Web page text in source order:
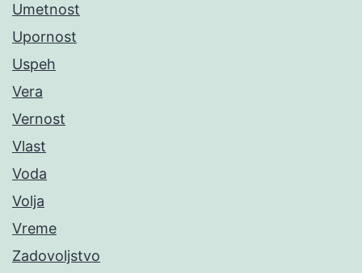
Umetnost
Upornost
Uspeh
Vera
Vernost
Vlast
Voda
Volja
Vreme
Zadovoljstvo